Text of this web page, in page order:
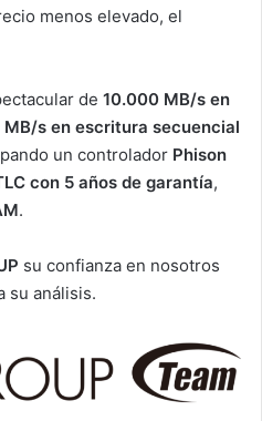
menos elevado, el
de 10.000 MB/s en
s en escritura secuencial
un controlador Phison
con 5 años de garantía,
.
su confianza en nosotros
su análisis.